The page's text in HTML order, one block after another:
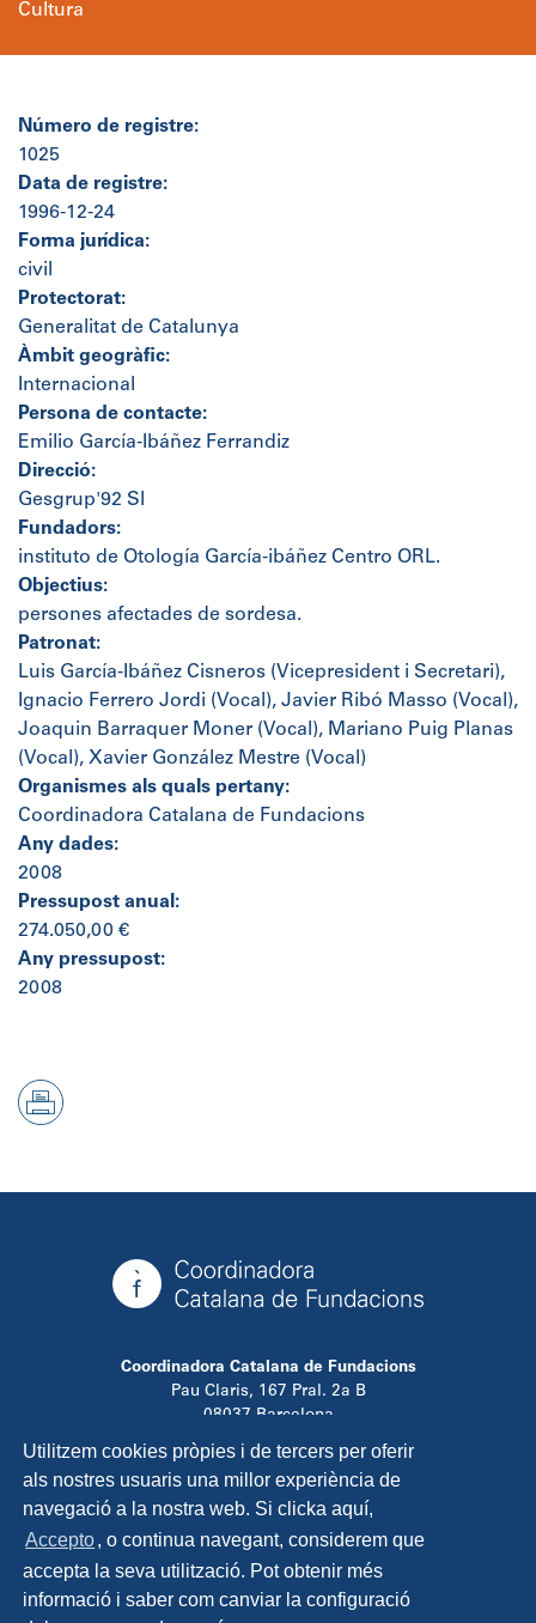
Utilitzem cookies pròpies i de tercers per oferir
als nostres usuaris una millor experiència de
navegació a la nostra web. Si clicka aquí,
Accepto, o continua navegant, considerem que
accepta la seva utilització. Pot obtenir més
informació i saber com canviar la configuració
Cultura
Número de registre:
1025
Data de registre:
1996-12-24
Forma jurídica:
civil
Protectorat:
Generalitat de Catalunya
Àmbit geogràfic:
Internacional
Persona de contacte:
Emilio García-Ibáñez Ferrandiz
Direcció:
Gesgrup'92 Sl
Fundadors:
instituto de Otología García-ibáñez Centro ORL.
Objectius:
persones afectades de sordesa.
Patronat:
Luis García-Ibáñez Cisneros (Vicepresident i Secretari),
Ignacio Ferrero Jordi (Vocal), Javier Ribó Masso (Vocal),
Joaquin Barraquer Moner (Vocal), Mariano Puig Planas
(Vocal), Xavier González Mestre (Vocal)
Organismes als quals pertany:
Coordinadora Catalana de Fundacions
Any dades:
2008
Pressupost anual:
274.050,00 €
Any pressupost:
2008
Coordinadora Catalana de Fundacions
Pau Claris, 167 Pral. 2a B
08037 Barcelona
T. 934 881 480
info@ccfundacions.cat
Contacta